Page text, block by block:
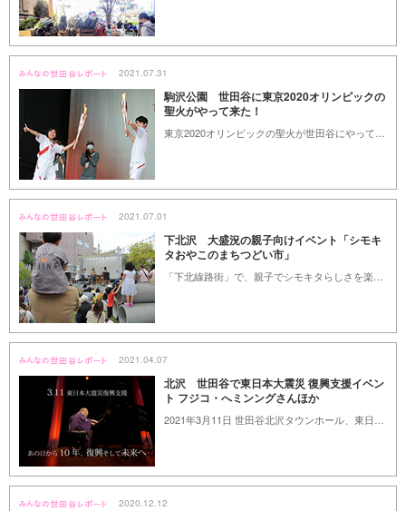
2021.07.31
駒沢公園 世田谷に東京2020オリンピックの
聖火がやって来た！
2021.07.01
下北沢 大盛況の親子向けイベント「シモキ
タおやこのまちつどい市」
2021.04.07
北沢 世田谷で東日本大震災 復興支援イベン
ト フジコ・へミンングさんほか
2020.12.12